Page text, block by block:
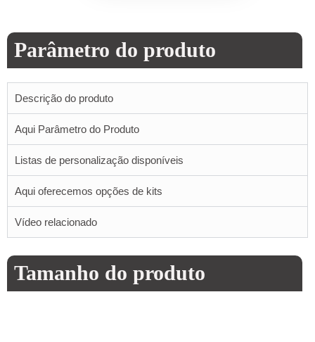
Parâmetro do produto
Descrição do produto
Aqui Parâmetro do Produto
Listas de personalização disponíveis
Aqui oferecemos opções de kits
Vídeo relacionado
Tamanho do produto